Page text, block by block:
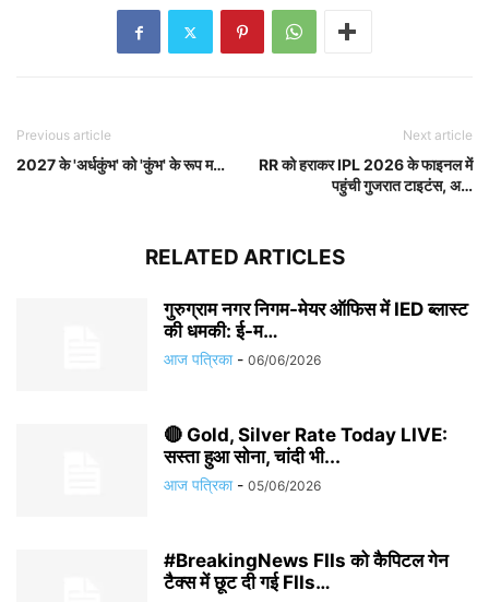
Previous article
2027 के 'अर्धकुंभ' को 'कुंभ' के रूप म…
Next article
RR को हराकर IPL 2026 के फाइनल में
पहुंची गुजरात टाइटंस, अ…
RELATED ARTICLES
गुरुग्राम नगर निगम-मेयर ऑफिस में IED ब्लास्ट
की धमकी: ई-म…
आज पत्रिका - 06/06/2026
🔴 Gold, Silver Rate Today LIVE:
सस्ता हुआ सोना, चांदी भी...
आज पत्रिका - 05/06/2026
#BreakingNews FIIs को कैपिटल गेन
टैक्स में छूट दी गई FIIs…